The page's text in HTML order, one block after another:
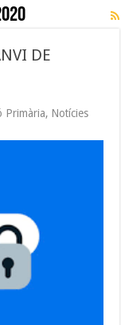
DE
Primària, Notícies